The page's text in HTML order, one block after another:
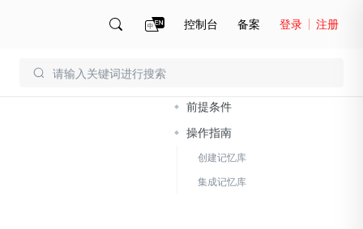
控制台 备案 登录 注册
前提条件
操作指南
创建记忆库
集成记忆库